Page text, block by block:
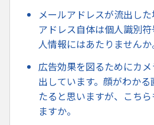
メールアドレスが流出し
アドレス自体は個人識別
人情報にはあたりませんか
広告効果を図るためにカ
出しています。顔がわか
たると思いますが、こち
ますか。